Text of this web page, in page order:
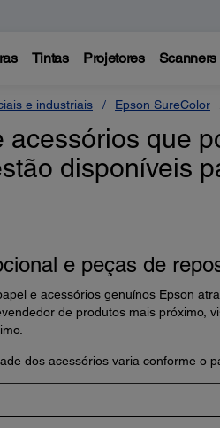
Tintas Projetores Scanners
e industriais Epson SureColor
acessórios que
disponíveis
e peças de
e acessórios genuínos Epson
de produtos mais próximo,
dos acessórios varia conforme o